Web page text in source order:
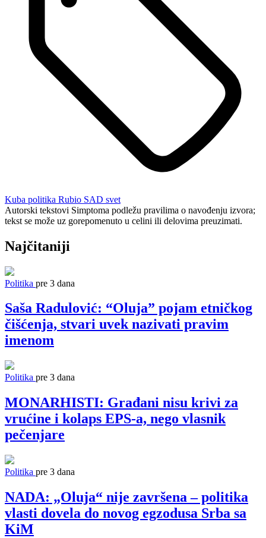
Kuba politika Rubio SAD svet
Autorski tekstovi Simptoma podležu pravilima o navođenju izvora;
tekst se može uz gorepomenuto u celini ili delovima preuzimati.
Najčitaniji
Politika pre 3 dana
Saša Radulović: “Oluja” pojam etničkog
čišćenja, stvari uvek nazivati pravim
imenom
Politika pre 3 dana
MONARHISTI: Građani nisu krivi za
vrućine i kolaps EPS-a, nego vlasnik
pečenjare
Politika pre 3 dana
NADA: „Oluja“ nije završena – politika
vlasti dovela do novog egzodusa Srba sa
KiM